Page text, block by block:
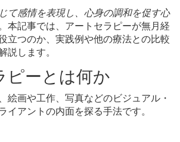
て感情を表現し、心身の調和を促す心
本記事では、アートセラピーが無月経
立つのか、実践例や他の療法との比較
説します。
ピーとは何か
絵画や工作、写真などのビジュアル・
イアントの内面を探る手法です。